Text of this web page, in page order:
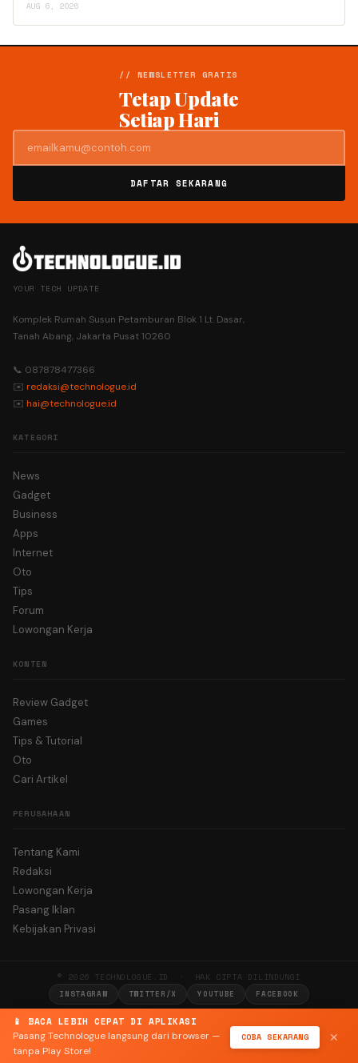
📱 BACA LEBIH CEPAT DI APLIKASI
Pasang Technologue langsung dari browser —
tanpa Play Store!
COBA SEKARANG ✕
AUG 6, 2026
// NEWSLETTER GRATIS
Tetap Update
Setiap Hari
DAFTAR SEKARANG
YOUR TECH UPDATE
Komplek Rumah Susun Petamburan Blok 1 Lt. Dasar,
Tanah Abang, Jakarta Pusat 10260
📞 087878477366
✉️ redaksi@technologue.id
✉️ hai@technologue.id
KATEGORI
News
Gadget
Business
Apps
Internet
Oto
Tips
Forum
Lowongan Kerja
KONTEN
Review Gadget
Games
Tips & Tutorial
Oto
Cari Artikel
PERUSAHAAN
Tentang Kami
Redaksi
Lowongan Kerja
Pasang Iklan
Kebijakan Privasi
© 2026 TECHNOLOGUE.ID · HAK CIPTA DILINDUNGI
INSTAGRAM TWITTER/X YOUTUBE FACEBOOK